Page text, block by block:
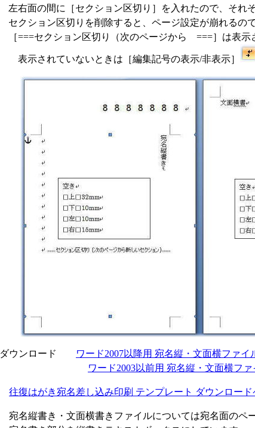
左右面の間に［セクション区切り］を入れたので、それ
セクション区切りを削除すると、ページ設定が崩れるの
［===セクション区切り（次のページから ===］は表示
表示されていないときは［編集記号の表示/非表示］
ダウンロード ワード2007以降用 宛名縦・文面横ファイ
ワード2003以前用 宛名縦・文面横ファ
往復はがき宛名差し込み印刷 テンプレート ダウンロード
宛名縦書き・文面横書きファイルについては宛名面のペ